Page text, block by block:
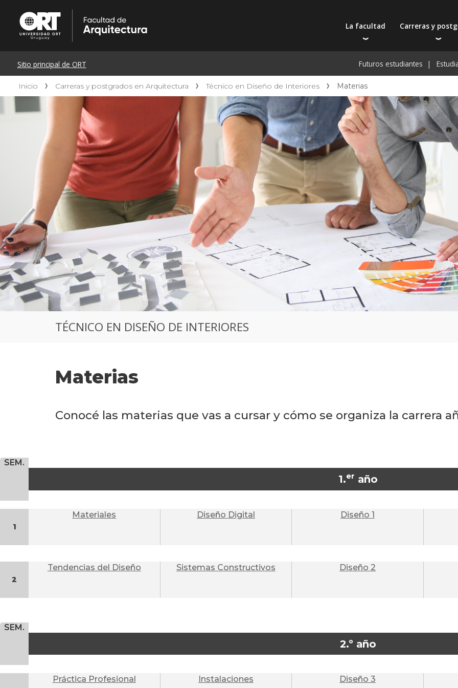
La facultad
Autoridades
Filosofía educativa
Intercambios y viajes
Recursos físicos y académicos
Investigación
Extensión
Publicaciones
Carreras y
Carreras
Tecnicaturas
Actualización
Toda la oferta
Futuros estudiantes
Inicio Carreras y postgrados en Arquitectura Técnico en Diseño de Interiores Materias
TÉCNICO EN DISEÑO DE INTERIORES
Materias
Conocé las materias que vas a cursar y cómo se organiza la carrera
1.er año
1
Materiales Diseño Digital Diseño 1
2
Tendencias del Diseño Sistemas Constructivos Diseño 2
2.º año
Práctica Profesional Instalaciones Diseño 3